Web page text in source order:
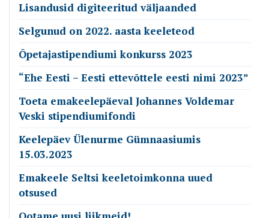
Lisandusid digiteeritud väljaanded
Selgunud on 2022. aasta keeleteod
Õpetajastipendiumi konkurss 2023
“Ehe Eesti – Eesti ettevõttele eesti nimi 2023”
Toeta emakeelepäeval Johannes Voldemar
Veski stipendiumifondi
Keelepäev Ülenurme Gümnaasiumis
15.03.2023
Emakeele Seltsi keeletoimkonna uued
otsused